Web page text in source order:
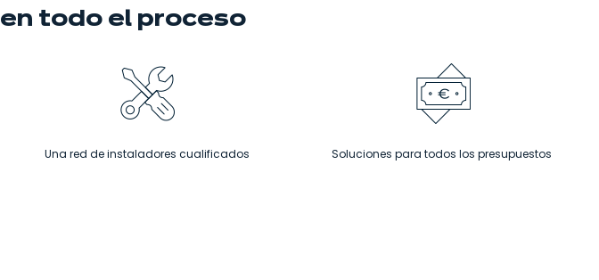
en todo el proceso
Una red de instaladores cualificados Soluciones para todos los presupuestos